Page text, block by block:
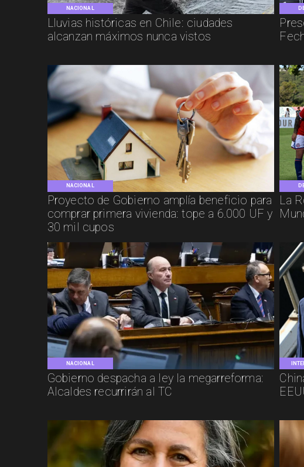
NACIONAL
Lluvias históricas en Chile: ciudades
alcanzan máximos nunca vistos
NACIONAL
Proyecto de Gobierno amplía beneficio para
comprar primera vivienda: tope a 6.000 UF y
30 mil cupos
La
NACIONAL
Gobierno despacha a ley la megarreforma:
Alcaldes recurrirán al TC